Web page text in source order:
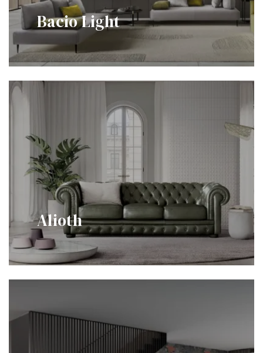
Bacio Light
Alioth